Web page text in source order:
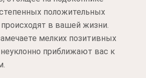
положительных
в вашей жизни.
мелких позитивных
приближают вас к